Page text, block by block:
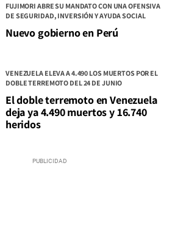
FUJIMORI ABRE SU MANDATO CON UNA OFENSIVA
DE SEGURIDAD, INVERSIÓN Y AYUDA SOCIAL
Nuevo gobierno en Perú
VENEZUELA ELEVA A 4.490 LOS MUERTOS POR EL
DOBLE TERREMOTO DEL 24 DE JUNIO
El doble terremoto en Venezuela
deja ya 4.490 muertos y 16.740
heridos